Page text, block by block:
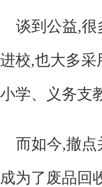
谈到公益,
进校,也大多
小学、义务支
而如今,撤
成为了废品回